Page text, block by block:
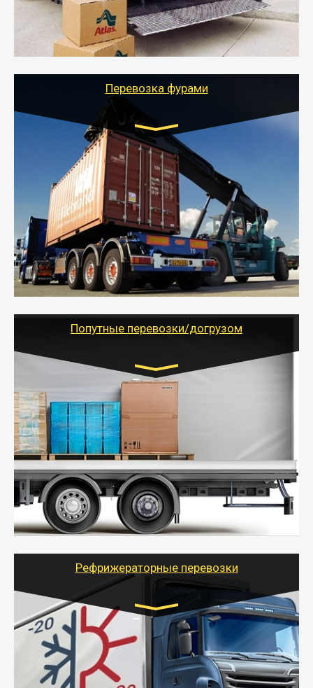
- Тайгер Логистик подберет автотранспорт, быстро и
качественно организует переезд к новому месту
службы или работы с гарантией сохранности груза и
оформлением документов, подтверждающих
Перевозка фурами
Транспорт:
Еврофура Тент от 5 до 10 тонн
грузоподъемность
от 10 000 руб. Возможен догруз
- Доставка фурой до 20 т возможна для больших
объемов грузов, упакованных в коробки, мешки,
паллеты и россыпью в самые отдаленные места
России с гарантией полной сохранности.
- Тайгер Логистик предоставляет услуги по
грузоперевозкам для физических и юридических лиц
Попутные перевозки/догрузом
Транспорт:
Газель (1,5 и 3 тонны), Бычок, Еврофура от 5 до
10 тонн
от 5000 руб. Возможен догруз
- Экономный способ доставить вещи от 200 кг в
другой город - догрузом или попутно. Попутные
грузоперевозки для физлиц, ИП и юрлиц обходятся
дешевле.
- Тайгер Логистик организует доставку
крупногабаритных и личных вещей по нужному
для погрузочно-разгрузочных работ при перевозке.
Рефрижераторные перевозки
Транспорт:
Газель (1,5 и 3 тонны), Бычок, Еврофура от 5 до
10 тонн
от 6000 руб.